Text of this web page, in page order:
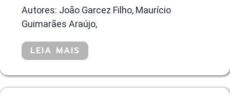
Autores: João Garcez Filho, Maurício
Guimarães Araújo,
LEIA MAIS